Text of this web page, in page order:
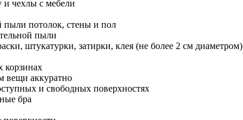
чехлы с мебели
пыли потолок, стены и пол
пыли
штукатурки, затирки, клея (не более 2 см диаметром)
корзинах
вещи аккуратно
и свободных поверхностях
бра